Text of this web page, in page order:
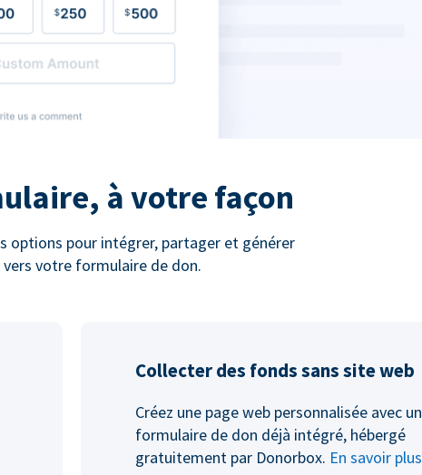
à votre façon
options pour intégrer, partager et générer
votre formulaire de don.
Collecter des fonds sans site web
Créez une page web personnalisée avec un
formulaire de don déjà intégré, hébergé
gratuitement par Donorbox. En savoir plus